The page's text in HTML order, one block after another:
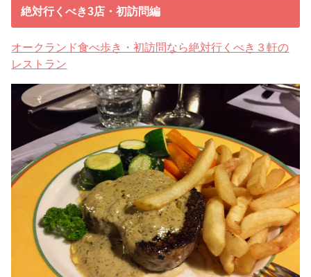
絶対行くべき3店・初訪問編
オークランド食べ歩き・初訪問なら絶対行くべき３軒の
レストラン